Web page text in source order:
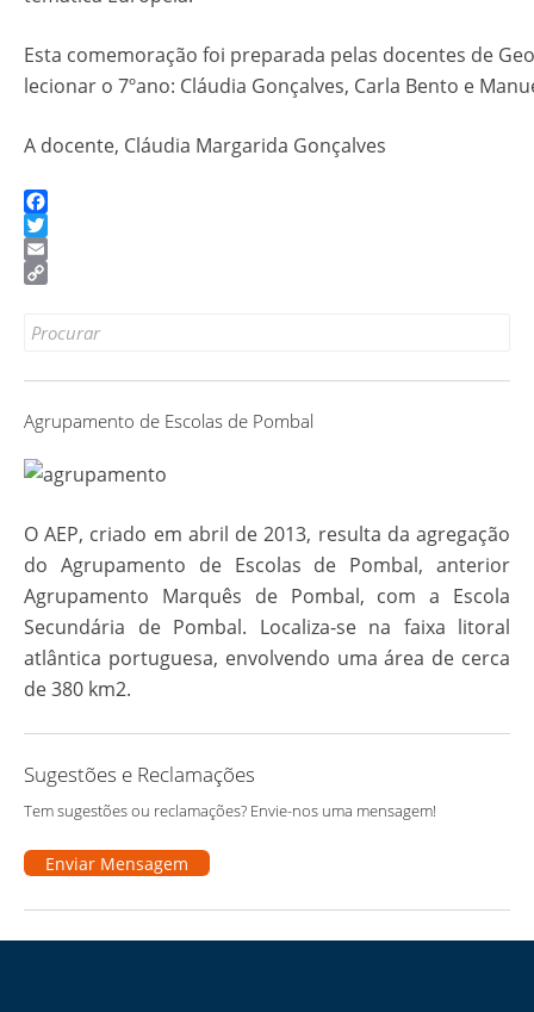
Esta comemoração foi preparada pelas docentes de
lecionar o 7ºano: Cláudia Gonçalves, Carla Bento e
A docente, Cláudia Margarida Gonçalves
Facebook
Twitter
Email
Link
Search
Agrupamento de Escolas de Pombal
O AEP, criado em abril de 2013, resulta da agregação
do Agrupamento de Escolas de Pombal, anterior
Agrupamento Marquês de Pombal, com a Escola
Secundária de Pombal. Localiza-se na faixa litoral
atlântica portuguesa, envolvendo uma área de cerca
de 380 km2.
Sugestões e Reclamações
Tem sugestões ou reclamações? Envie-nos uma mensagem!
Enviar Mensagem